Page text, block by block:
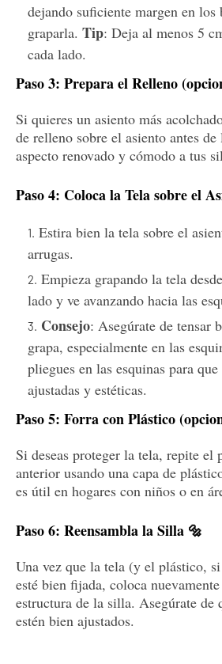
dejando suficiente margen en los
graparla. Tip: Deja al menos 5
cada lado.
Paso 3: Prepara el Relleno
Si quieres un asiento más
de relleno sobre el asiento antes
aspecto renovado y cómodo a tus
Paso 4: Coloca la Tela sobre el
Estira bien la tela sobre el
arrugas.
Empieza grapando la tela
lado y ve avanzando hacia las
Consejo: Asegúrate de tensar
grapa, especialmente en las
pliegues en las esquinas para
ajustadas y estéticas.
Paso 5: Forra con Plástico
Si deseas proteger la tela, repite el
anterior usando una capa de
es útil en hogares con niños o en
Paso 6: Reensambla la Silla 🔩
Una vez que la tela (y el plástico,
esté bien fijada, coloca
estructura de la silla. Asegúrate de
estén bien ajustados.